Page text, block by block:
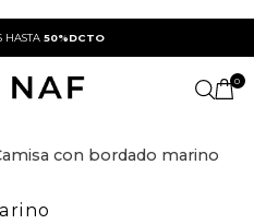
HASTA 50%DCTO
0
con bordado marino